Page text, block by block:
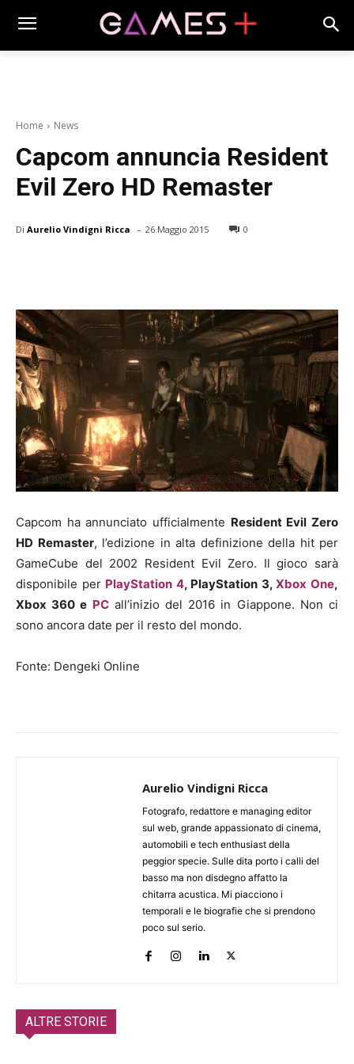
Home News
Capcom annuncia Resident
Evil Zero HD Remaster
Di Aurelio Vindigni Ricca - 26 Maggio 2015 0
Capcom ha annunciato ufficialmente Resident Evil Zero
HD Remaster, l’edizione in alta definizione della hit per
GameCube del 2002 Resident Evil Zero. Il gioco sarà
disponibile per PlayStation 4, PlayStation 3,Xbox One,
Xbox 360 e PCall’inizio del 2016 in Giappone. Non ci
sono ancora date per il resto del mondo.
Fonte: Dengeki Online
Aurelio Vindigni Ricca
Fotografo, redattore e managing editor
sul web, grande appassionato di cinema,
automobili e tech enthusiast della
peggior specie. Sulle dita porto i calli del
basso ma non disdegno affatto la
chitarra acustica. Mi piacciono i
temporali e le biografie che si prendono
poco sul serio.
ALTRE STORIE